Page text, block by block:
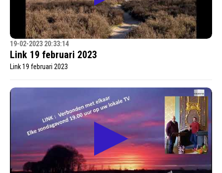
19-02-2023 20:33:14
Link 19 februari 2023
Link 19 februari 2023